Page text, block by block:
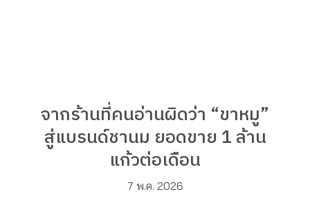
จากร้านที่คนอ่านผิดว่า “ขาหมู”
สู่แบรนด์ชานม ยอดขาย 1 ล้าน
แก้วต่อเดือน
7 พ.ค. 2026